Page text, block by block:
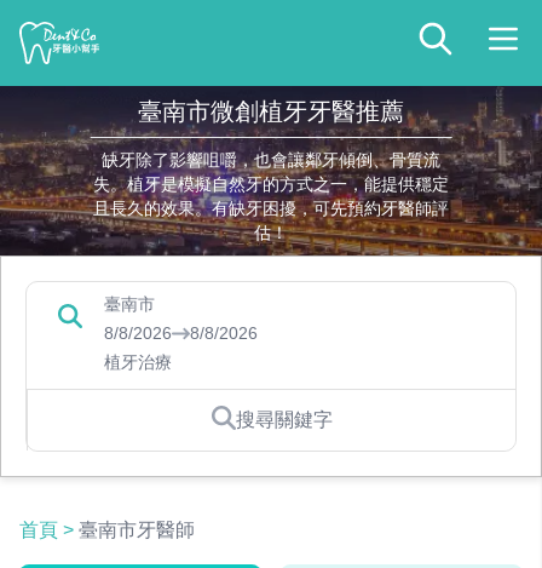
臺南市微創植牙牙醫推薦
缺牙除了影響咀嚼，也會讓鄰牙傾倒、骨質流
失。植牙是模擬自然牙的方式之一，能提供穩定
且長久的效果。有缺牙困擾，可先預約牙醫師評
估！
臺南市
8/8/2026
8/8/2026
植牙治療
搜尋關鍵字
首頁 > 臺南市牙醫師